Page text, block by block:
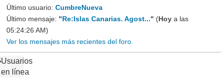
Último usuario: CumbreNueva
Último mensaje: "Re:Islas Canarias. Agost..." (Hoy a las
05:24:26 AM)
Ver los mensajes más recientes del foro.
Usuarios
en línea